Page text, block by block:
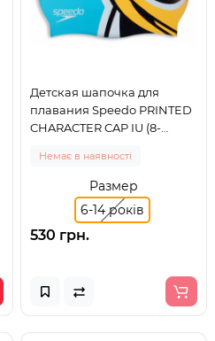
Детская шапочка для
плавания Speedo PRINTED
CHARACTER CAP IU (8-
Немає в наявності
Размер
6-14 років
530 грн.